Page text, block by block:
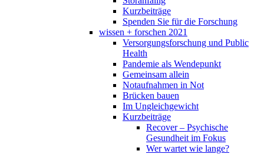
Kurzbeiträge
Spenden Sie für die Forschung
wissen + forschen 2021
Versorgungsforschung und Public
Health
Pandemie als Wendepunkt
Gemeinsam allein
Notaufnahmen in Not
Brücken bauen
Im Ungleichgewicht
Kurzbeiträge
Recover – Psychische
Gesundheit im Fokus
Wer wartet wie lange?